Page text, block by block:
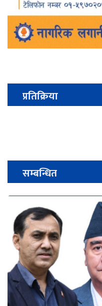
प्रतिक्रिया
सम्बन्धित